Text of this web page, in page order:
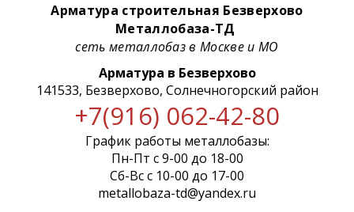
Арматура строительная Безверхово
Металлобаза-ТД
сеть металлобаз в Москве и МО
Арматура в Безверхово
141533, Безверхово, Солнечногорский район
+7(916) 062-42-80
График работы металлобазы:
Пн-Пт с 9-00 до 18-00
Сб-Вс с 10-00 до 17-00
metallobaza-td@yandex.ru